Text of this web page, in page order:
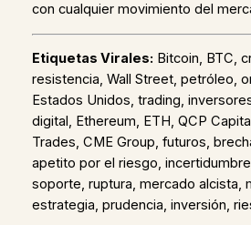
con cualquier movimiento del
Etiquetas Virales: Bitcoin, BTC,
resistencia, Wall Street, petróleo,
Estados Unidos, trading,
digital, Ethereum, ETH, QCP
Trades, CME Group, futuros,
apetito por el riesgo,
soporte, ruptura, mercado alcista,
estrategia, prudencia, inversión,